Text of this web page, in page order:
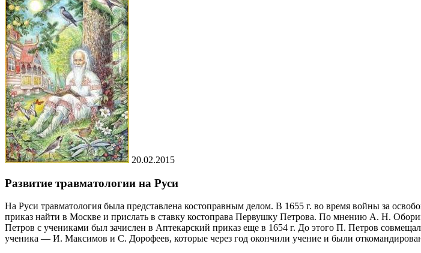
20.02.2015
Развитие травматологии на Руси
На Руси травматология была представлена костоправным делом. В 1655 г. во время войны за
приказ найти в Москве и прислать в ставку костоправа Первушку Петрова. По мнению А. Н.
Петров с учениками был зачислен в Аптекарский приказ еще в 1654 г. До этого П. Петров
ученика — И. Максимов и С. Дорофеев, которые через год окончили учение и были